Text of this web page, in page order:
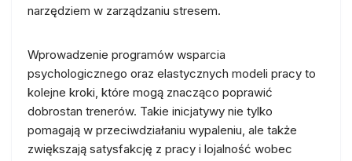
narzędziem w zarządzaniu stresem.
Wprowadzenie programów wsparcia
psychologicznego oraz elastycznych modeli pracy to
kolejne kroki, które mogą znacząco poprawić
dobrostan trenerów. Takie inicjatywy nie tylko
pomagają w przeciwdziałaniu wypaleniu, ale także
zwiększają satysfakcję z pracy i lojalność wobec